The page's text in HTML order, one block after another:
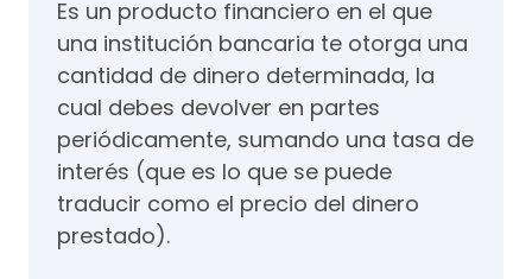
Es un producto financiero en el que
una institución bancaria te otorga una
cantidad de dinero determinada, la
cual debes devolver en partes
periódicamente, sumando una tasa de
interés (que es lo que se puede
traducir como el precio del dinero
prestado).